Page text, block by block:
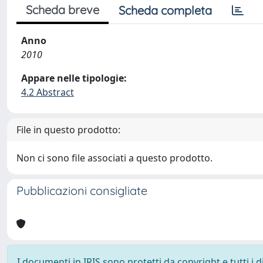
Scheda breve Scheda completa
Anno
2010
Appare nelle tipologie:
4.2 Abstract
File in questo prodotto:
Non ci sono file associati a questo prodotto.
Pubblicazioni consigliate